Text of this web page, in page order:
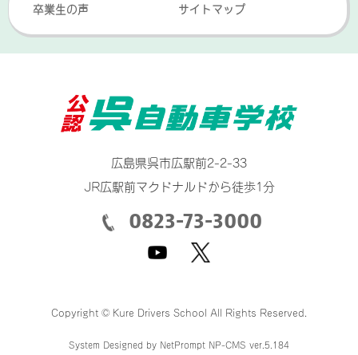
卒業生の声 サイトマップ
広島県呉市広駅前2-2-33
JR広駅前マクドナルドから徒歩1分
0823-73-3000
Copyright © Kure Drivers School All Rights Reserved.
System Designed by NetPrompt NP-CMS ver.5.184